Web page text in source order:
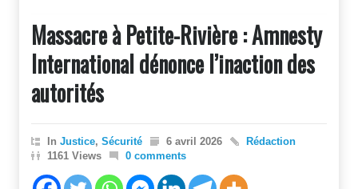
Massacre à Petite-Rivière : Amnesty
International dénonce l’inaction des
autorités
In Justice, Sécurité 6 avril 2026
Rédaction
1161 Views
0 comments